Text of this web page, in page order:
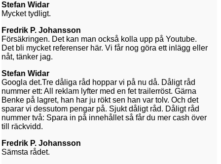
Stefan Widar
Mycket tydligt.
Fredrik P. Johansson
Försäkringen. Det kan man också kolla upp på Youtube.
Det bli mycket referenser här. Vi får nog göra ett inlägg eller
nåt, tänker jag.
Stefan Widar
Googla det.Tre dåliga råd hoppar vi på nu då. Dåligt råd
nummer ett: All reklam lyfter med en fet trailerröst. Gärna
Benke på lagret, han har ju rökt sen han var tolv. Och det
sparar vi dessutom pengar på. Sjukt dåligt råd. Dåligt råd
nummer två: Spara in på innehållet så får du mer cash över
till räckvidd.
Fredrik P. Johansson
Sämsta rådet.